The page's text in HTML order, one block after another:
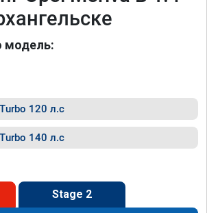
модель:
120 л.с
140 л.с
Stage 2